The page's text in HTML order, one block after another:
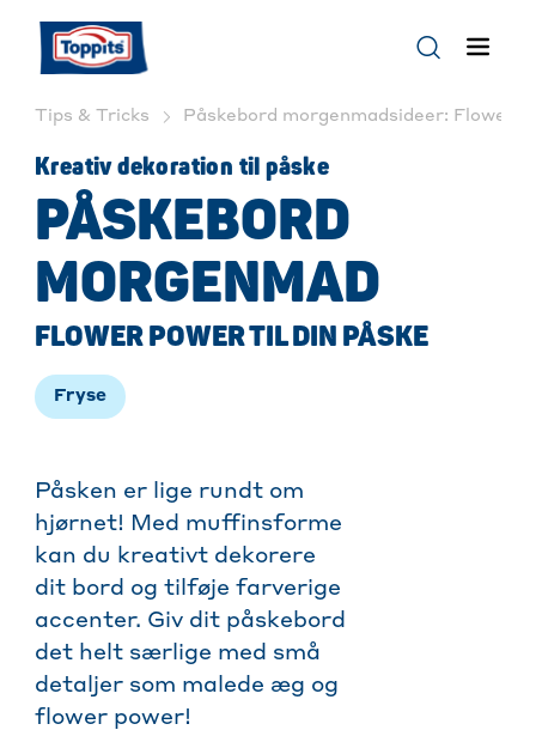
Tips & Tricks Påskebord morgenmadsideer: Flower
Kreativ dekoration til påske
PÅSKEBORD
MORGENMAD
FLOWER POWER TIL DIN PÅSKE
Fryse
Påsken er lige rundt om
hjørnet! Med muffinsforme
kan du kreativt dekorere
dit bord og tilføje farverige
accenter. Giv dit påskebord
det helt særlige med små
detaljer som malede æg og
flower power!